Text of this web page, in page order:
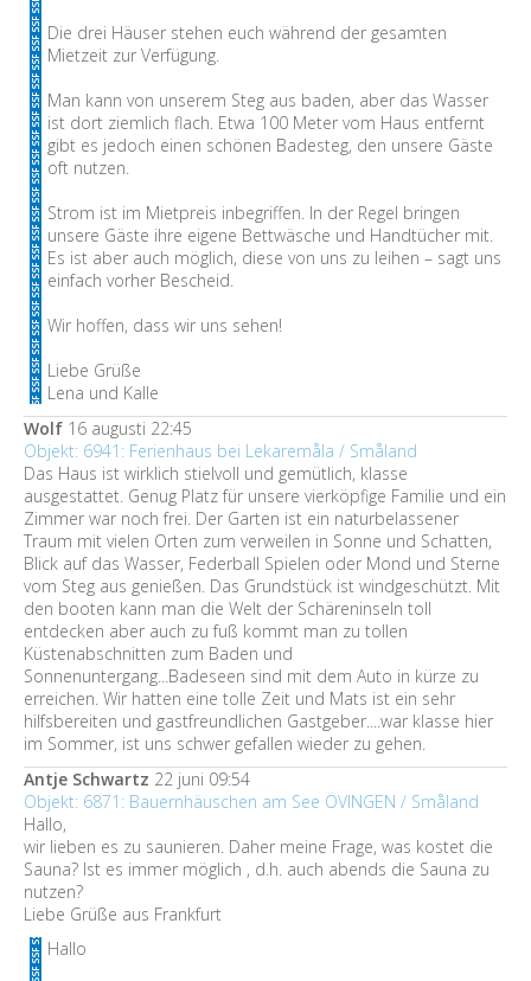
Die drei Häuser stehen euch während der gesamten
Mietzeit zur Verfügung.
Man kann von unserem Steg aus baden, aber das Wasser
ist dort ziemlich flach. Etwa 100 Meter vom Haus entfernt
gibt es jedoch einen schönen Badesteg, den unsere Gäste
oft nutzen.
Strom ist im Mietpreis inbegriffen. In der Regel bringen
unsere Gäste ihre eigene Bettwäsche und Handtücher mit.
Es ist aber auch möglich, diese von uns zu leihen – sagt uns
einfach vorher Bescheid.
Wir hoffen, dass wir uns sehen!
Liebe Grüße
Lena und Kalle
Wolf 16 augusti 22:45
Objekt: 6941: Ferienhaus bei Lekaremåla / Småland
Das Haus ist wirklich stielvoll und gemütlich, klasse
ausgestattet. Genug Platz für unsere vierköpfige Familie und ein
Zimmer war noch frei. Der Garten ist ein naturbelassener
Traum mit vielen Orten zum verweilen in Sonne und Schatten,
Blick auf das Wasser, Federball Spielen oder Mond und Sterne
vom Steg aus genießen. Das Grundstück ist windgeschützt. Mit
den booten kann man die Welt der Schäreninseln toll
entdecken aber auch zu fuß kommt man zu tollen
Küstenabschnitten zum Baden und
Sonnenuntergang...Badeseen sind mit dem Auto in kürze zu
erreichen. Wir hatten eine tolle Zeit und Mats ist ein sehr
hilfsbereiten und gastfreundlichen Gastgeber....war klasse hier
im Sommer, ist uns schwer gefallen wieder zu gehen.
Antje Schwartz 22 juni 09:54
Objekt: 6871: Bauernhäuschen am See ÖVINGEN / Småland
Hallo,
wir lieben es zu saunieren. Daher meine Frage, was kostet die
Sauna? Ist es immer möglich , d.h. auch abends die Sauna zu
nutzen?
Liebe Grüße aus Frankfurt
Hallo